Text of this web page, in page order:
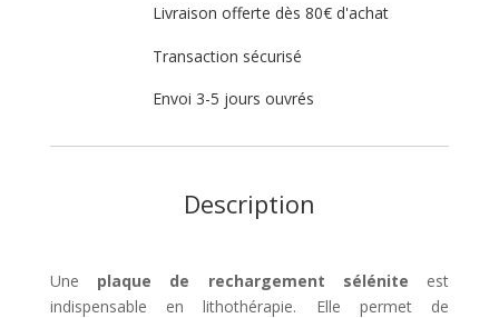
Livraison offerte dès 80€ d'achat
Transaction sécurisé
Envoi 3-5 jours ouvrés
Description
Une plaque de rechargement sélénite est
indispensable en lithothérapie. Elle permet de